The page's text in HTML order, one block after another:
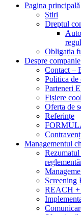
Pagina principală
Știri
Dreptul
Obligația
Despre companie
Contact –
Politica de
Parteneri
Fișiere
Oferta de
Referințe
Managementul
Screening
REACH +